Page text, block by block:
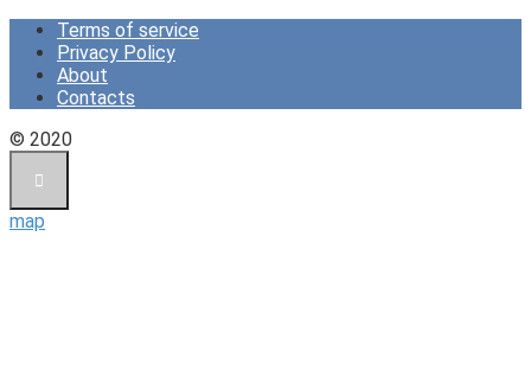
Terms of service
Privacy Policy
About
Contacts
© 2020
map